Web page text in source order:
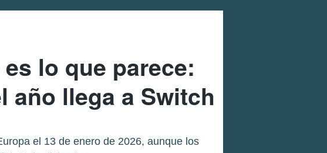
lo que parece:
año llega a Switch
el 13 de enero de 2026, aunque los